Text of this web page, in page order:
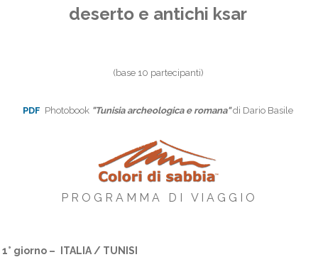
deserto e antichi ksar
(base 10 partecipanti)
PDF Photobook "Tunisia archeologica e romana" di Dario Basile
P R O G R A M M A D I V I A G G I O
1° giorno –
ITALIA / TUNISI